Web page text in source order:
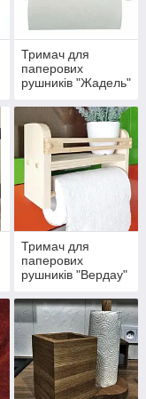
Тримач для
паперових
рушників "Жадель"
Тримач для
паперових
рушників "Вердау"